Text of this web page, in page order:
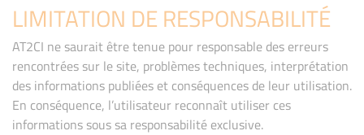
LIMITATION DE RESPONSABILITÉ
AT2CI ne saurait être tenue pour responsable des erreurs
rencontrées sur le site, problèmes techniques, interprétation
des informations publiées et conséquences de leur utilisation.
En conséquence, l’utilisateur reconnaît utiliser ces
informations sous sa responsabilité exclusive.